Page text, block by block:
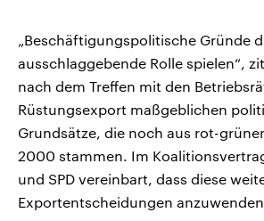
„Beschäftigungspolitische Gründe
ausschlaggebende Rolle spielen“,
nach dem Treffen mit den
Rüstungsexport maßgeblichen
Grundsätze, die noch aus rot-
2000 stammen. Im
und SPD vereinbart, dass diese
Exportentscheidungen